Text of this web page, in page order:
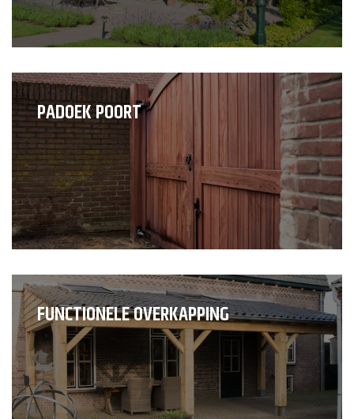
PADOEK POORT
FUNCTIONELE OVERKAPPING